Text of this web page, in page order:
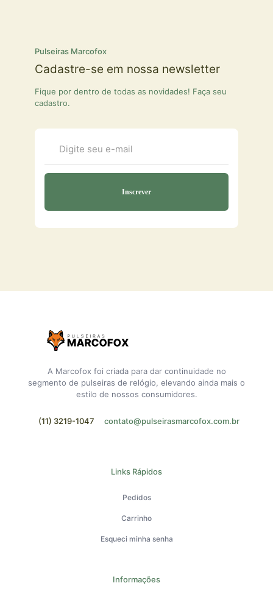
Pulseiras Marcofox
Cadastre-se em nossa newsletter
Fique por dentro de todas as novidades! Faça seu
cadastro.
A Marcofox foi criada para dar continuidade no
segmento de pulseiras de relógio, elevando ainda mais o
estilo de nossos consumidores.
(11) 3219-1047 contato@pulseirasmarcofox.com.br
Links Rápidos
Pedidos
Carrinho
Esqueci minha senha
Informações